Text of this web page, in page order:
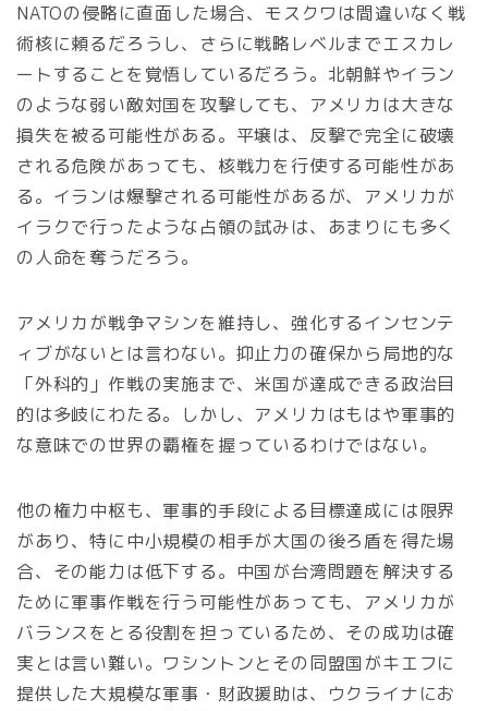
NATOの侵略に直面した場合、モスクワは間違いなく戦
術核に頼るだろうし、さらに戦略レベルまでエスカレ
ートすることを覚悟しているだろう。北朝鮮やイラン
のような弱い敵対国を攻撃しても、アメリカは大きな
損失を被る可能性がある。平壌は、反撃で完全に破壊
される危険があっても、核戦力を行使する可能性があ
る。イランは爆撃される可能性があるが、アメリカが
イラクで行ったような占領の試みは、あまりにも多く
の人命を奪うだろう。
アメリカが戦争マシンを維持し、強化するインセンテ
ィブがないとは言わない。抑止力の確保から局地的な
「外科的」作戦の実施まで、米国が達成できる政治目
的は多岐にわたる。しかし、アメリカはもはや軍事的
な意味での世界の覇権を握っているわけではない。
他の権力中枢も、軍事的手段による目標達成には限界
があり、特に中小規模の相手が大国の後ろ盾を得た場
合、その能力は低下する。中国が台湾問題を解決する
ために軍事作戦を行う可能性があっても、アメリカが
バランスをとる役割を担っているため、その成功は確
実とは言い難い。ワシントンとその同盟国がキエフに
提供した大規模な軍事・財政援助は、ウクライナにお